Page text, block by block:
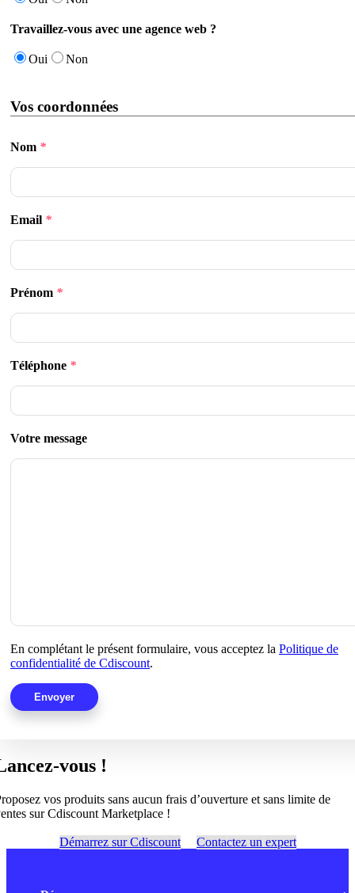
Travaillez-vous avec une agence web ?
Oui Non
Vos coordonnées
Nom *
Email *
Prénom *
Téléphone *
Votre message
En complétant le présent formulaire, vous acceptez la Politique de
confidentialité de Cdiscount.
vous !
vos produits sans aucun frais d’ouverture et sans limite de
sur Cdiscount Marketplace !
Démarrez sur Cdiscount Contactez un expert